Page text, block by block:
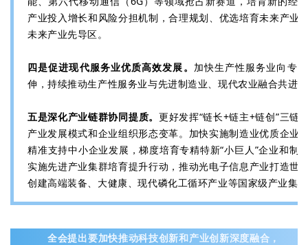
产业投入增长和风险分担机制，合理规划、优选培育未来产业
未来产业先导区。
四是促进现代服务业优质高效发展。 加快生产性服务业向专
伸，持续推动生产性服务业与先进制造业、现代农业融合共进。
五是深化产业链群协同提质。 更好发挥“链长+链主+链创”三链
产业发展模式和企业组织形态变革。加快实施制造业优质企业
精准支持中小企业发展，梯度培育专精特新“小巨人”企业和制
实施先进产业集群培育提升行动，推动光电子信息产业打造世
创建高端装备、大健康、现代磷化工循环产业等国家级产业集
全会提出要加快推动科技创新和产业创新深度融合，